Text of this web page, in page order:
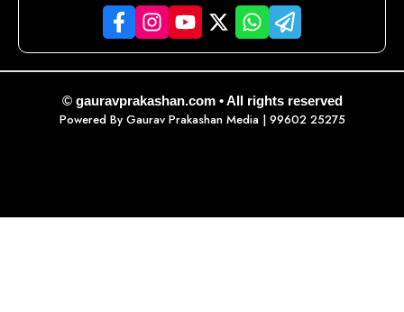
© gauravprakashan.com • All rights reserved
Powered By Gaurav Prakashan Media| 99602 25275